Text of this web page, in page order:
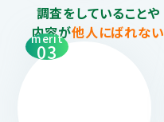
調査をしていることや
内容が他人にばれない
merit
03